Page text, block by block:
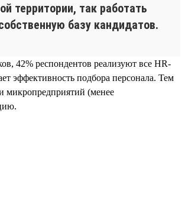
территории, так работать
базу кандидатов.
42% респондентов реализуют все HR-
эффективность подбора персонала. Тем
микропредприятий (менее